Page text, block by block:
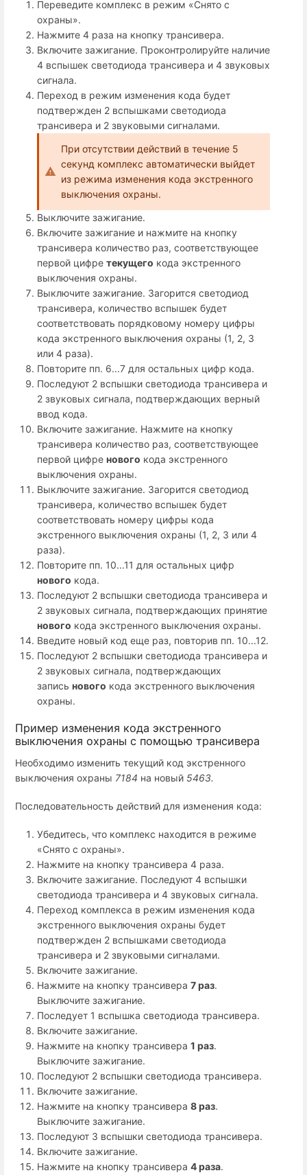
Переведите комплекс в режим «Снято с
охраны».
Нажмите 4 раза на кнопку трансивера.
Включите зажигание. Проконтролируйте наличие
4 вспышек светодиода трансивера и 4 звуковых
сигнала.
Переход в режим изменения кода будет
подтвержден 2 вспышками светодиода
трансивера и 2 звуковыми сигналами.
При отсутствии действий в течение 5
секунд комплекс автоматически выйдет
из режима изменения кода экстренного
выключения охраны.
Выключите зажигание.
Включите зажигание и нажмите на кнопку
трансивера количество раз, соответствующее
первой цифре текущего кода экстренного
выключения охраны.
Выключите зажигание. Загорится светодиод
трансивера, количество вспышек будет
соответствовать порядковому номеру цифры
кода экстренного выключения охраны (1, 2, 3
или 4 раза).
Повторите пп. 6...7 для остальных цифр кода.
Последуют 2 вспышки светодиода трансивера и
2 звуковых сигнала, подтверждающих верный
ввод кода.
Включите зажигание. Нажмите на кнопку
трансивера количество раз, соответствующее
первой цифре нового кода экстренного
выключения охраны.
Выключите зажигание. Загорится светодиод
трансивера, количество вспышек будет
соответствовать номеру цифры кода
экстренного выключения охраны (1, 2, 3 или 4
раза).
Повторите пп. 10...11 для остальных цифр
нового кода.
Последуют 2 вспышки светодиода трансивера и
2 звуковых сигнала, подтверждающих принятие
нового кода экстренного выключения охраны.
Введите новый код еще раз, повторив пп. 10...12.
Последуют 2 вспышки светодиода трансивера и
2 звуковых сигнала, подтверждающих
запись нового кода экстренного выключения
охраны.
Пример изменения кода экстренного
выключения охраны с помощью трансивера
Необходимо изменить текущий код экстренного
выключения охраны 7184 на новый 5463.
Последовательность действий для изменения кода:
Убедитесь, что комплекс находится в режиме
«Снято с охраны».
Нажмите на кнопку трансивера 4 раза.
Включите зажигание. Последуют 4 вспышки
светодиода трансивера и 4 звуковых сигнала.
Переход комплекса в режим изменения кода
экстренного выключения охраны будет
подтвержден 2 вспышками светодиода
трансивера и 2 звуковыми сигналами.
Включите зажигание.
Нажмите на кнопку трансивера 7 раз.
Выключите зажигание.
Последует 1 вспышка светодиода трансивера.
Включите зажигание.
Нажмите на кнопку трансивера 1 раз.
Выключите зажигание.
Последуют 2 вспышки светодиода трансивера.
Включите зажигание.
Нажмите на кнопку трансивера 8 раз.
Выключите зажигание.
Последуют 3 вспышки светодиода трансивера.
Включите зажигание.
Нажмите на кнопку трансивера 4 раза.